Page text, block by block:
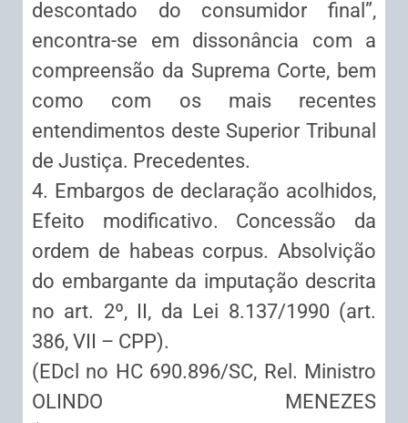
descontado do consumidor final”,
encontra-se em dissonância com a
compreensão da Suprema Corte, bem
como com os mais recentes
entendimentos deste Superior Tribunal
de Justiça. Precedentes.
4. Embargos de declaração acolhidos,
Efeito modificativo. Concessão da
ordem de habeas corpus. Absolvição
do embargante da imputação descrita
no art. 2º, II, da Lei 8.137/1990 (art.
386, VII – CPP).
(EDcl no HC 690.896/SC, Rel. Ministro
OLINDO MENEZES